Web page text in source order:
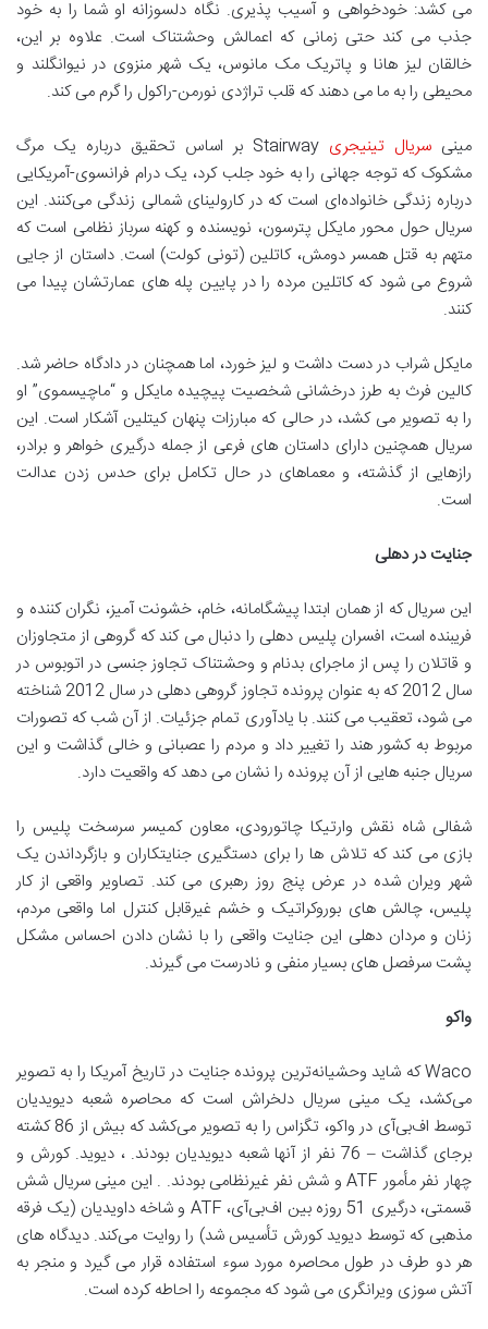
می کشد: خودخواهی و آسیب پذیری. نگاه دلسوزانه او شما را به خود
جذب می کند حتی زمانی که اعمالش وحشتناک است. علاوه بر این،
خالقان لیز هانا و پاتریک مک مانوس، یک شهر منزوی در نیوانگلند و
محیطی را به ما می دهند که قلب تراژدی نورمن-راکول را گرم می کند.
مینی سریال تینیجری
Stairway بر اساس تحقیق درباره یک مرگ
مشکوک که توجه جهانی را به خود جلب کرد، یک درام فرانسوی-آمریکایی
درباره زندگی خانواده‌ای است که در کارولینای شمالی زندگی می‌کنند. این
سریال حول محور مایکل پترسون، نویسنده و کهنه سرباز نظامی است که
متهم به قتل همسر دومش، کاتلین (تونی کولت) است. داستان از جایی
شروع می شود که کاتلین مرده را در پایین پله های عمارتشان پیدا می
کنند.
مایکل شراب در دست داشت و لیز خورد، اما همچنان در دادگاه حاضر شد.
کالین فرث به طرز درخشانی شخصیت پیچیده مایکل و “ماچیسموی” او
را به تصویر می کشد، در حالی که مبارزات پنهان کیتلین آشکار است. این
سریال همچنین دارای داستان های فرعی از جمله درگیری خواهر و برادر،
رازهایی از گذشته، و معماهای در حال تکامل برای حدس زدن عدالت
است.
جنایت در دهلی
این سریال که از همان ابتدا پیشگامانه، خام، خشونت آمیز، نگران کننده و
فریبنده است، افسران پلیس دهلی را دنبال می کند که گروهی از متجاوزان
و قاتلان را پس از ماجرای بدنام و وحشتناک تجاوز جنسی در اتوبوس در
سال 2012 که به عنوان پرونده تجاوز گروهی دهلی در سال 2012 شناخته
می شود، تعقیب می کنند. با یادآوری تمام جزئیات. از آن شب که تصورات
مربوط به کشور هند را تغییر داد و مردم را عصبانی و خالی گذاشت و این
سریال جنبه هایی از آن پرونده را نشان می دهد که واقعیت دارد.
شفالی شاه نقش وارتیکا چاتورودی، معاون کمیسر سرسخت پلیس را
بازی می کند که تلاش ها را برای دستگیری جنایتکاران و بازگرداندن یک
شهر ویران شده در عرض پنج روز رهبری می کند. تصاویر واقعی از کار
پلیس، چالش های بوروکراتیک و خشم غیرقابل کنترل اما واقعی مردم،
زنان و مردان دهلی این جنایت واقعی را با نشان دادن احساس مشکل
پشت سرفصل های بسیار منفی و نادرست می گیرند.
واکو
Waco که شاید وحشیانه‌ترین پرونده جنایت در تاریخ آمریکا را به تصویر
می‌کشد، یک مینی سریال دلخراش است که محاصره شعبه دیویدیان
توسط اف‌بی‌آی در واکو، تگزاس را به تصویر می‌کشد که بیش از 86 کشته
برجای گذاشت – 76 نفر از آنها شعبه دیویدیان بودند. ، دیوید. کورش و
چهار نفر مأمور ATF و شش نفر غیرنظامی بودند. . این مینی سریال شش
قسمتی، درگیری 51 روزه بین اف‌بی‌آی، ATF و شاخه داویدیان (یک فرقه
مذهبی که توسط دیوید کورش تأسیس شد) را روایت می‌کند. دیدگاه های
هر دو طرف در طول محاصره مورد سوء استفاده قرار می گیرد و منجر به
آتش سوزی ویرانگری می شود که مجموعه را احاطه کرده است.